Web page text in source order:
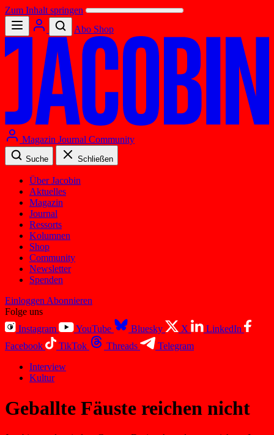
Zum Inhalt springen
Abo Shop
Magazin Journal Community
Suche Schließen
Über Jacobin
Aktuelles
Magazin
Journal
Ressorts
Kolumnen
Shop
Community
Newsletter
Spenden
Einloggen Abonnieren
Folge uns
Instagram
YouTube Bluesky X
LinkedIn
Facebook
TikTok Threads
Telegram
Interview
Kultur
Geballte Fäuste reichen nicht